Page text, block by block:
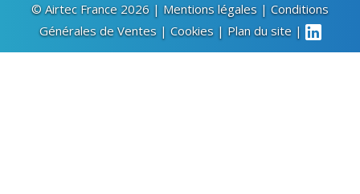
© Airtec France 2026 | Mentions légales |Conditions
Générales de Ventes|Cookies| Plan du site|